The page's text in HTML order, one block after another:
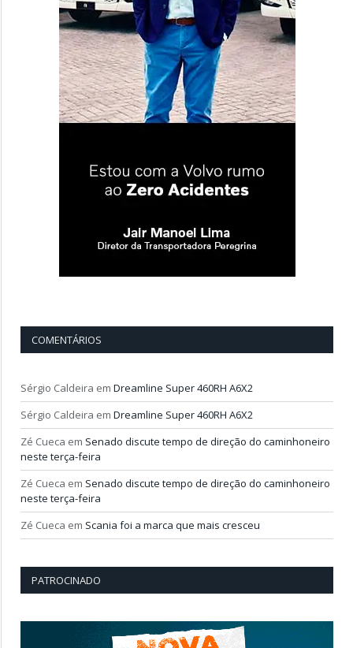
COMENTÁRIOS
Sérgio Caldeira em Dreamline Super 460RH A6X2
Sérgio Caldeira em Dreamline Super 460RH A6X2
Zé Cueca em Senado discute tempo de direção do caminhoneiro
neste terça-feira
Zé Cueca em Senado discute tempo de direção do caminhoneiro
neste terça-feira
Zé Cueca em Scania foi a marca que mais cresceu
PATROCINADO